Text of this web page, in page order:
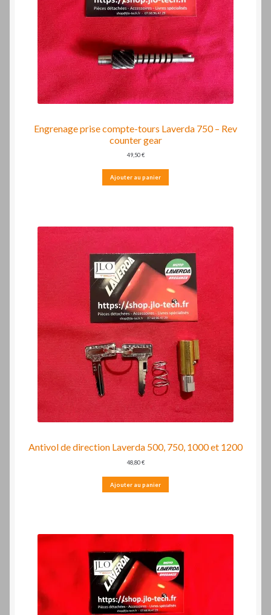
Engrenage prise compte-tours Laverda 750 – Rev
counter gear
49,50€
Ajouter au panier
Antivol de direction Laverda 500, 750, 1000 et 1200
48,80€
Ajouter au panier